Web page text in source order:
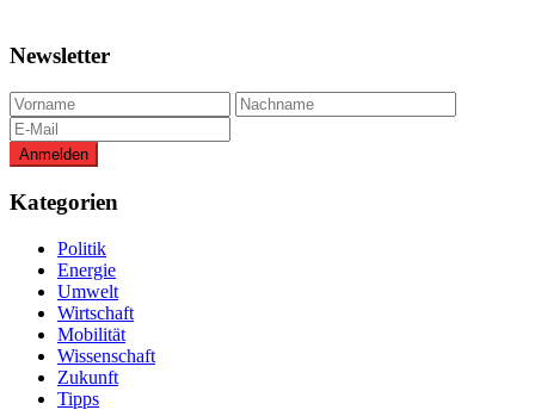
Newsletter
Kategorien
Politik
Energie
Umwelt
Wirtschaft
Mobilität
Wissenschaft
Zukunft
Tipps